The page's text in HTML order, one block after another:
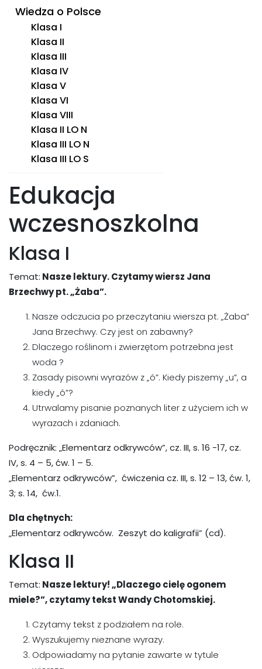
Wiedza o Polsce
Klasa I
Klasa II
Klasa III
Klasa IV
Klasa V
Klasa VI
Klasa VIII
Klasa II LO N
Klasa III LO N
Klasa III LO S
Edukacja
wczesnoszkolna
Klasa I
Temat: Nasze lektury. Czytamy wiersz Jana
Brzechwy pt. „Żaba”.
Nasze odczucia po przeczytaniu wiersza pt. „Żaba”
Jana Brzechwy. Czy jest on zabawny?
Dlaczego roślinom i zwierzętom potrzebna jest
woda ?
Zasady pisowni wyrazów z „ó”. Kiedy piszemy „u”, a
kiedy „ó”?
Utrwalamy pisanie poznanych liter z użyciem ich w
wyrazach i zdaniach.
Podręcznik: „Elementarz odkrywców”, cz. III, s. 16 -17, cz.
IV, s. 4 – 5, ćw. 1 – 5.
„Elementarz odkrywców”, ćwiczenia cz. III, s. 12 – 13, ćw. 1,
3; s. 14, ćw.1.
Dla chętnych:
„Elementarz odkrywców. Zeszyt do kaligrafii” (cd).
Klasa II
Temat: Nasze lektury! „Dlaczego cielę ogonem
miele?”, czytamy tekst Wandy Chotomskiej.
Czytamy tekst z podziałem na role.
Wyszukujemy nieznane wyrazy.
Odpowiadamy na pytanie zawarte w tytule